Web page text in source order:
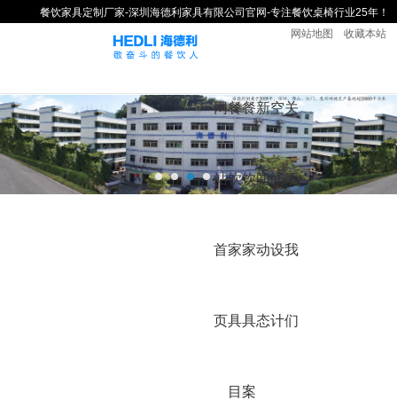
餐饮家具定制厂家-深圳海德利家具有限公司官网-专注餐饮桌椅行业25年！
收藏本站
网站地图
网
站
首
页
餐
饮
家
具
目
餐
饮
家
具
案
新
闻
动
态
空
间
设
计
关
于
我
们